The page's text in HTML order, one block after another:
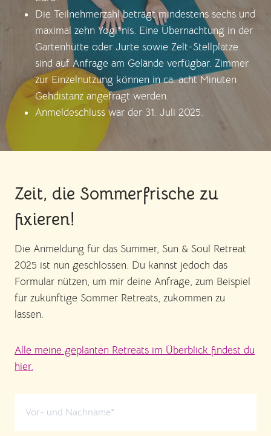
Die Teilnehmerzahl beträgt mindestens sechs und
maximal zehn Yogi*nis. Eine Übernachtung in der
Gartenhütte oder Jurte sowie Zelt-Stellplätze
sind auf Anfrage am Gelände verfügbar. Zimmer
zur Einzelnutzung können in ca. acht Minuten
Gehdistanz angefragt werden.
Anmeldeschluss war der 31. Juli 2025.
Zeit, die Sommerfrische zu
fixieren!
Die Anmeldung für das Summer, Sun & Soul Retreat
2025 ist nun geschlossen. Du kannst jedoch das
Formular nützen, um mir deine Anfrage, zum Beispiel
für zukünftige Sommer Retreats, zukommen zu
lassen.
Alle meine geplanten Retreats im Überblick findest du
hier.